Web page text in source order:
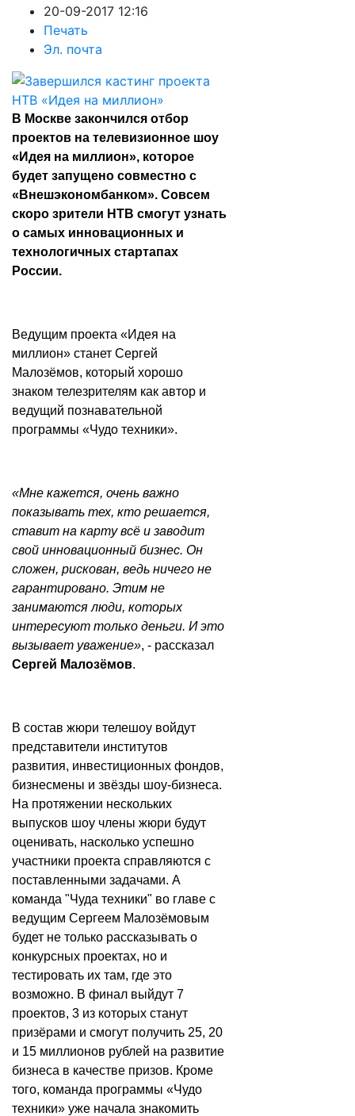
20-09-2017 12:16
Печать
Эл. почта
В Москве закончился отбор
проектов на телевизионное шоу
«Идея на миллион», которое
будет запущено совместно с
«Внешэкономбанком». Совсем
скоро зрители НТВ смогут узнать
о самых инновационных и
технологичных стартапах
России.
Ведущим проекта «Идея на
миллион» станет Сергей
Малозёмов, который хорошо
знаком телезрителям как автор и
ведущий познавательной
программы «Чудо техники».
«Мне кажется, очень важно
показывать тех, кто решается,
ставит на карту всё и заводит
свой инновационный бизнес. Он
сложен, рискован, ведь ничего не
гарантировано. Этим не
занимаются люди, которых
интересуют только деньги. И это
вызывает уважение», - рассказал
Сергей Малозёмов.
В состав жюри телешоу войдут
представители институтов
развития, инвестиционных фондов,
бизнесмены и звёзды шоу-бизнеса.
На протяжении нескольких
выпусков шоу члены жюри будут
оценивать, насколько успешно
участники проекта справляются с
поставленными задачами. А
команда "Чуда техники" во главе с
ведущим Сергеем Малозёмовым
будет не только рассказывать о
конкурсных проектах, но и
тестировать их там, где это
возможно. В финал выйдут 7
проектов, 3 из которых станут
призёрами и смогут получить 25, 20
и 15 миллионов рублей на развитие
бизнеса в качестве призов. Кроме
того, команда программы «Чудо
техники» уже начала знакомить